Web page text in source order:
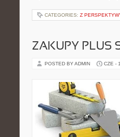
CATEGORIES: Z
ZAKUPY PLUS
POSTED BY ADMIN CZE -